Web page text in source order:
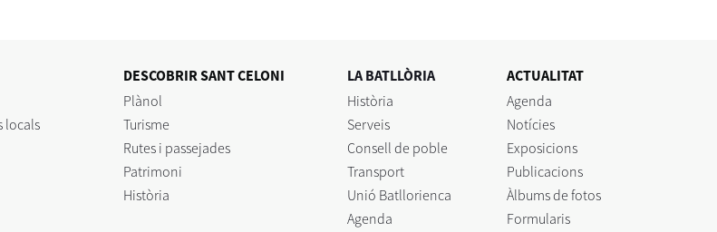
locals
DESCOBRIR SANT CELONI
Plànol
Turisme
Rutes i passejades
Patrimoni
Història
LA BATLLÒRIA
Història
Serveis
Consell de poble
Transport
Unió Batllorienca
Agenda
ACTUALITAT
Agenda
Notícies
Exposicions
Publicacions
Àlbums de fotos
Formularis